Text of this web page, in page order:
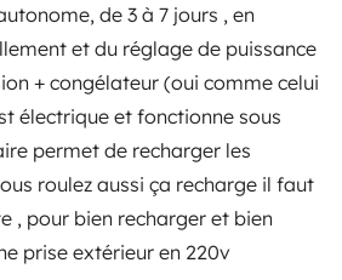
de 3 à 7 jours , en
et du réglage de puissance
+ congélateur (oui comme celui
électrique et fonctionne sous
permet de recharger les
roulez aussi ça recharge il faut
, pour bien recharger et bien
prise extérieur en 220v
( rien de grave le véhicule à été
changerais au prochain
m'a assuré quil n'y avait pas à
frigo dû à une grille difficile à
Best Owner
- Na Yescapa desde 2024
Best Owner: são os
proprietários
naYescapa, com quem mantemos
de confiança privilegiada.